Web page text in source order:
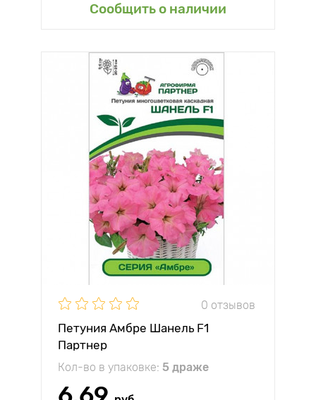
Сообщить о наличии
0 отзывов
Петуния Амбре Шанель F1
Партнер
Кол-во в упаковке: 5 драже